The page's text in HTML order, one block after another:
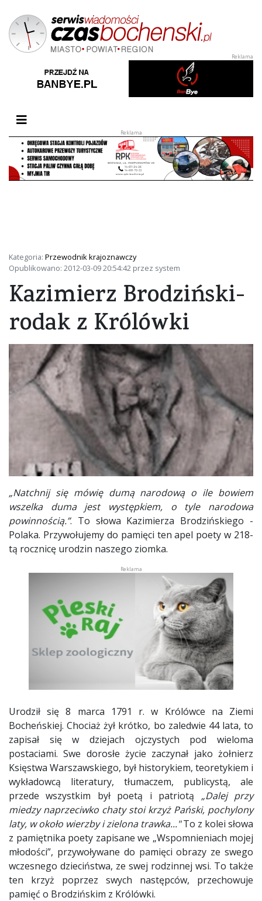
Przełącz nawigację
Kategoria: Przewodnik krajoznawczy
Opublikowano: 2012-03-09 20:54:42 przez system
Kazimierz Brodziński-
rodak z Królówki
„Natchnij się mówię dumą narodową o ile bowiem
wszelka duma jest występkiem, o tyle narodowa
powinnością.”. To słowa Kazimierza Brodzińskiego -
Polaka. Przywołujemy do pamięci ten apel poety w 218-
tą rocznicę urodzin naszego ziomka.
Urodził się 8 marca 1791 r. w Królówce na Ziemi
Bocheńskiej. Chociaż żył krótko, bo zaledwie 44 lata, to
zapisał się w dziejach ojczystych pod wieloma
postaciami. Swe dorosłe życie zaczynał jako żołnierz
Księstwa Warszawskiego, był historykiem, teoretykiem i
wykładowcą literatury, tłumaczem, publicystą, ale
przede wszystkim był poetą i patriotą „Dalej przy
miedzy naprzeciwko chaty stoi krzyż Pański, pochylony
laty, w około wierzby i zielona trawka..."To z kolei słowa
z pamiętnika poety zapisane we „Wspomnieniach mojej
młodości”, przywoływane do pamięci obrazy ze swego
wczesnego dzieciństwa, ze swej rodzinnej wsi. To także
ten krzyż poprzez swych następców, przechowuje
pamięć o Brodzińskim z Królówki.